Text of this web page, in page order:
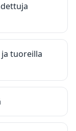
tuoreilla